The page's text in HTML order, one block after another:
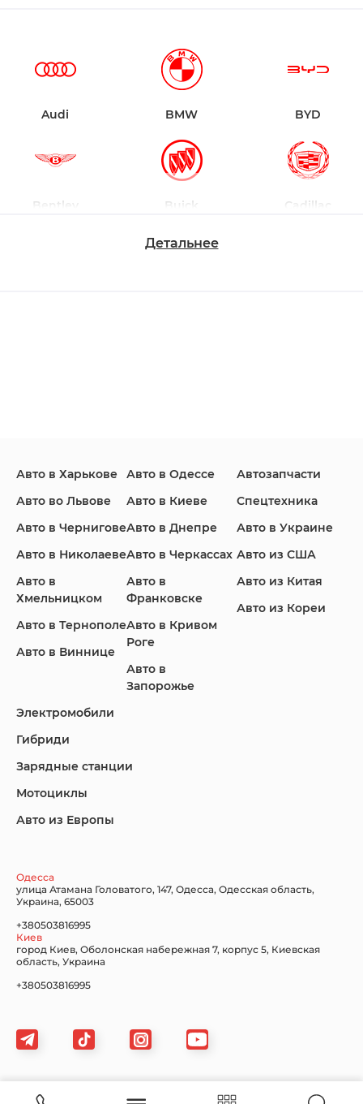
Audi BMW BYD
Bentley Buick Cadillac
Infiniti Jaguar Jeep
Lincoln
Nissan
Volkswagen
Детальнее
Авто в Харькове
Авто во Львове
Авто в Чернигове
Авто в Николаеве
Авто в
Хмельницком
Авто в Тернополе
Авто в Виннице
Авто в Одессе
Авто в Киеве
Авто в Днепре
Авто в Черкассах
Авто в
Франковске
Авто в Кривом
Роге
Авто в
Запорожье
Автозапчасти
Спецтехника
Авто в Украине
Авто из США
Авто из Китая
Авто из Кореи
Электромобили
Гибриди
Зарядные станции
Мотоциклы
Авто из Европы
Одесса
улица Атамана Головатого, 147, Одесса, Одесская область,
Украина, 65003
+380503816995
Киев
город Киев, Оболонская набережная 7, корпус 5, Киевская
область, Украина
+380503816995
Карта сайта